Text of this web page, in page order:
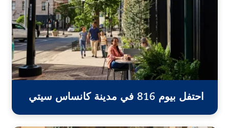
احتفل بيوم 816 في مدينة كانساس سيتي